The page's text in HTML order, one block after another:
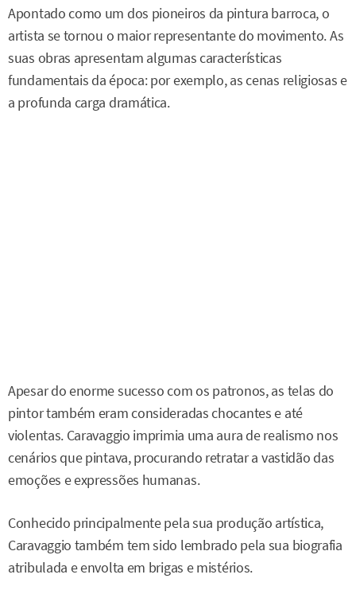
Apontado como um dos pioneiros da pintura barroca, o
artista se tornou o maior representante do movimento. As
suas obras apresentam algumas características
fundamentais da época: por exemplo, as cenas religiosas e
a profunda carga dramática.
Apesar do enorme sucesso com os patronos, as telas do
pintor também eram consideradas chocantes e até
violentas. Caravaggio imprimia uma aura de realismo nos
cenários que pintava, procurando retratar a vastidão das
emoções e expressões humanas.
Conhecido principalmente pela sua produção artística,
Caravaggio também tem sido lembrado pela sua biografia
atribulada e envolta em brigas e mistérios.